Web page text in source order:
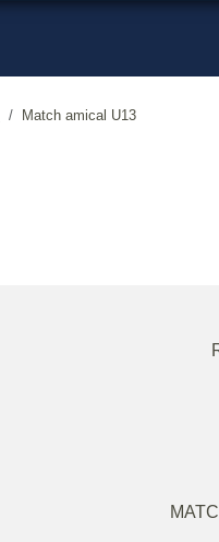
Match amical U13